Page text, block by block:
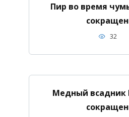
Пир во время
32
Медный всадник